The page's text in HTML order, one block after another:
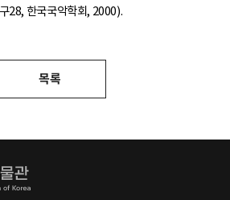
28, 한국국악학회, 2000).
목록